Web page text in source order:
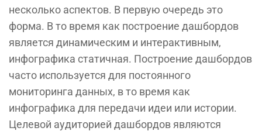
несколько аспектов. В первую очередь это
форма. В то время как построение дашбордов
является динамическим и интерактивным,
инфографика статичная. Построение дашбордов
часто используется для постоянного
мониторинга данных, в то время как
инфографика для передачи идеи или истории.
Целевой аудиторией дашбордов являются